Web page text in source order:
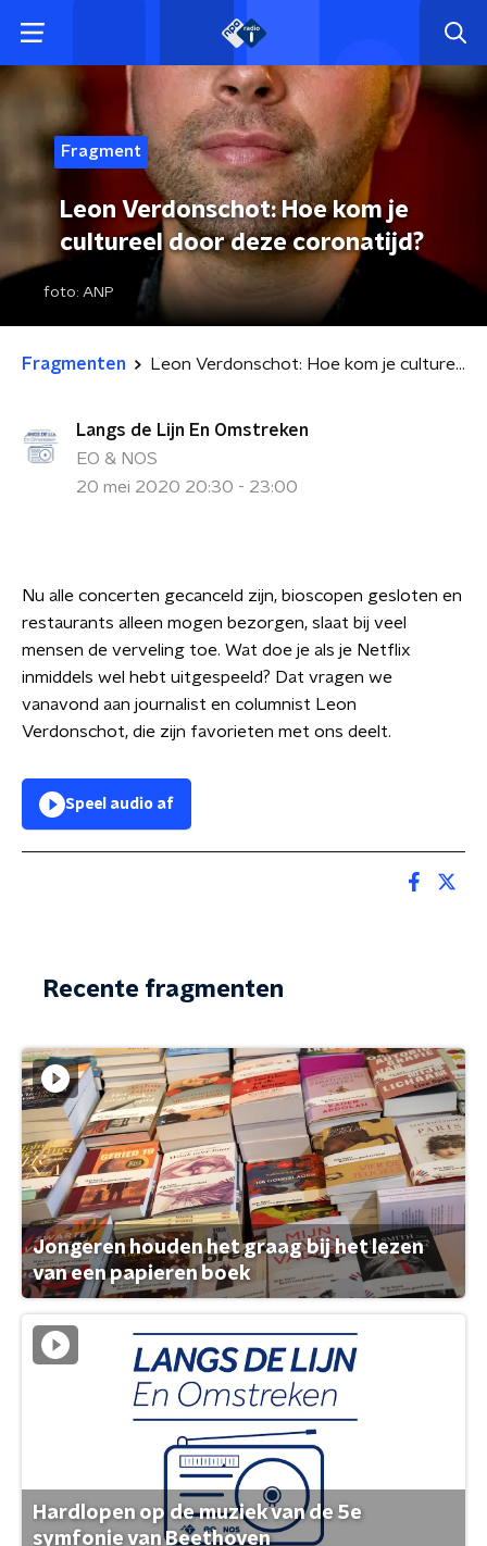
Fragment
Leon Verdonschot: Hoe kom je
cultureel door deze coronatijd?
foto: ANP
Fragmenten Leon Verdonschot: Hoe kom je cultureel door deze coronatijd?
Langs de Lijn En Omstreken
EO & NOS
20 mei 2020 20:30 - 23:00
Nu alle concerten gecanceld zijn, bioscopen gesloten en
restaurants alleen mogen bezorgen, slaat bij veel
mensen de verveling toe. Wat doe je als je Netflix
inmiddels wel hebt uitgespeeld? Dat vragen we
vanavond aan journalist en columnist Leon
Verdonschot, die zijn favorieten met ons deelt.
Speel audio af
Recente fragmenten
Jongeren houden het graag bij het lezen
van een papieren boek
Hardlopen op de muziek van de 5e
symfonie van Beethoven